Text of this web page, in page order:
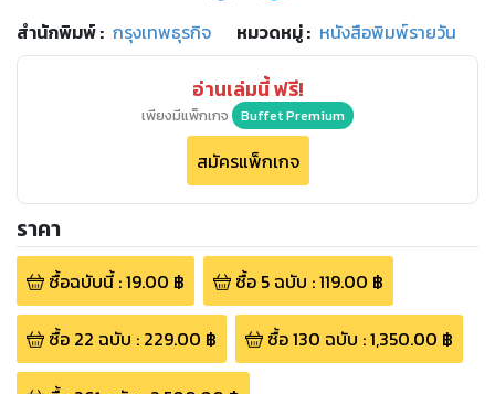
สำนักพิมพ์: กรุงเทพธุรกิจ หมวดหมู่: หนังสือพิมพ์รายวัน
อ่านเล่มนี้ ฟรี!
เพียงมีแพ็กเกจ Buffet Premium
สมัครแพ็กเกจ
ราคา
ซื้อฉบับนี้:19.00 ฿ ซื้อ 5ฉบับ :119.00 ฿
ซื้อ 22 ฉบับ : 229.00 ฿ ซื้อ130 ฉบับ :1,350.00 ฿